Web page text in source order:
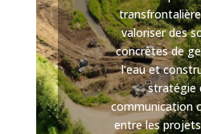
valoriser des
concrètes de
l’eau et
stratégie
communication
entre les